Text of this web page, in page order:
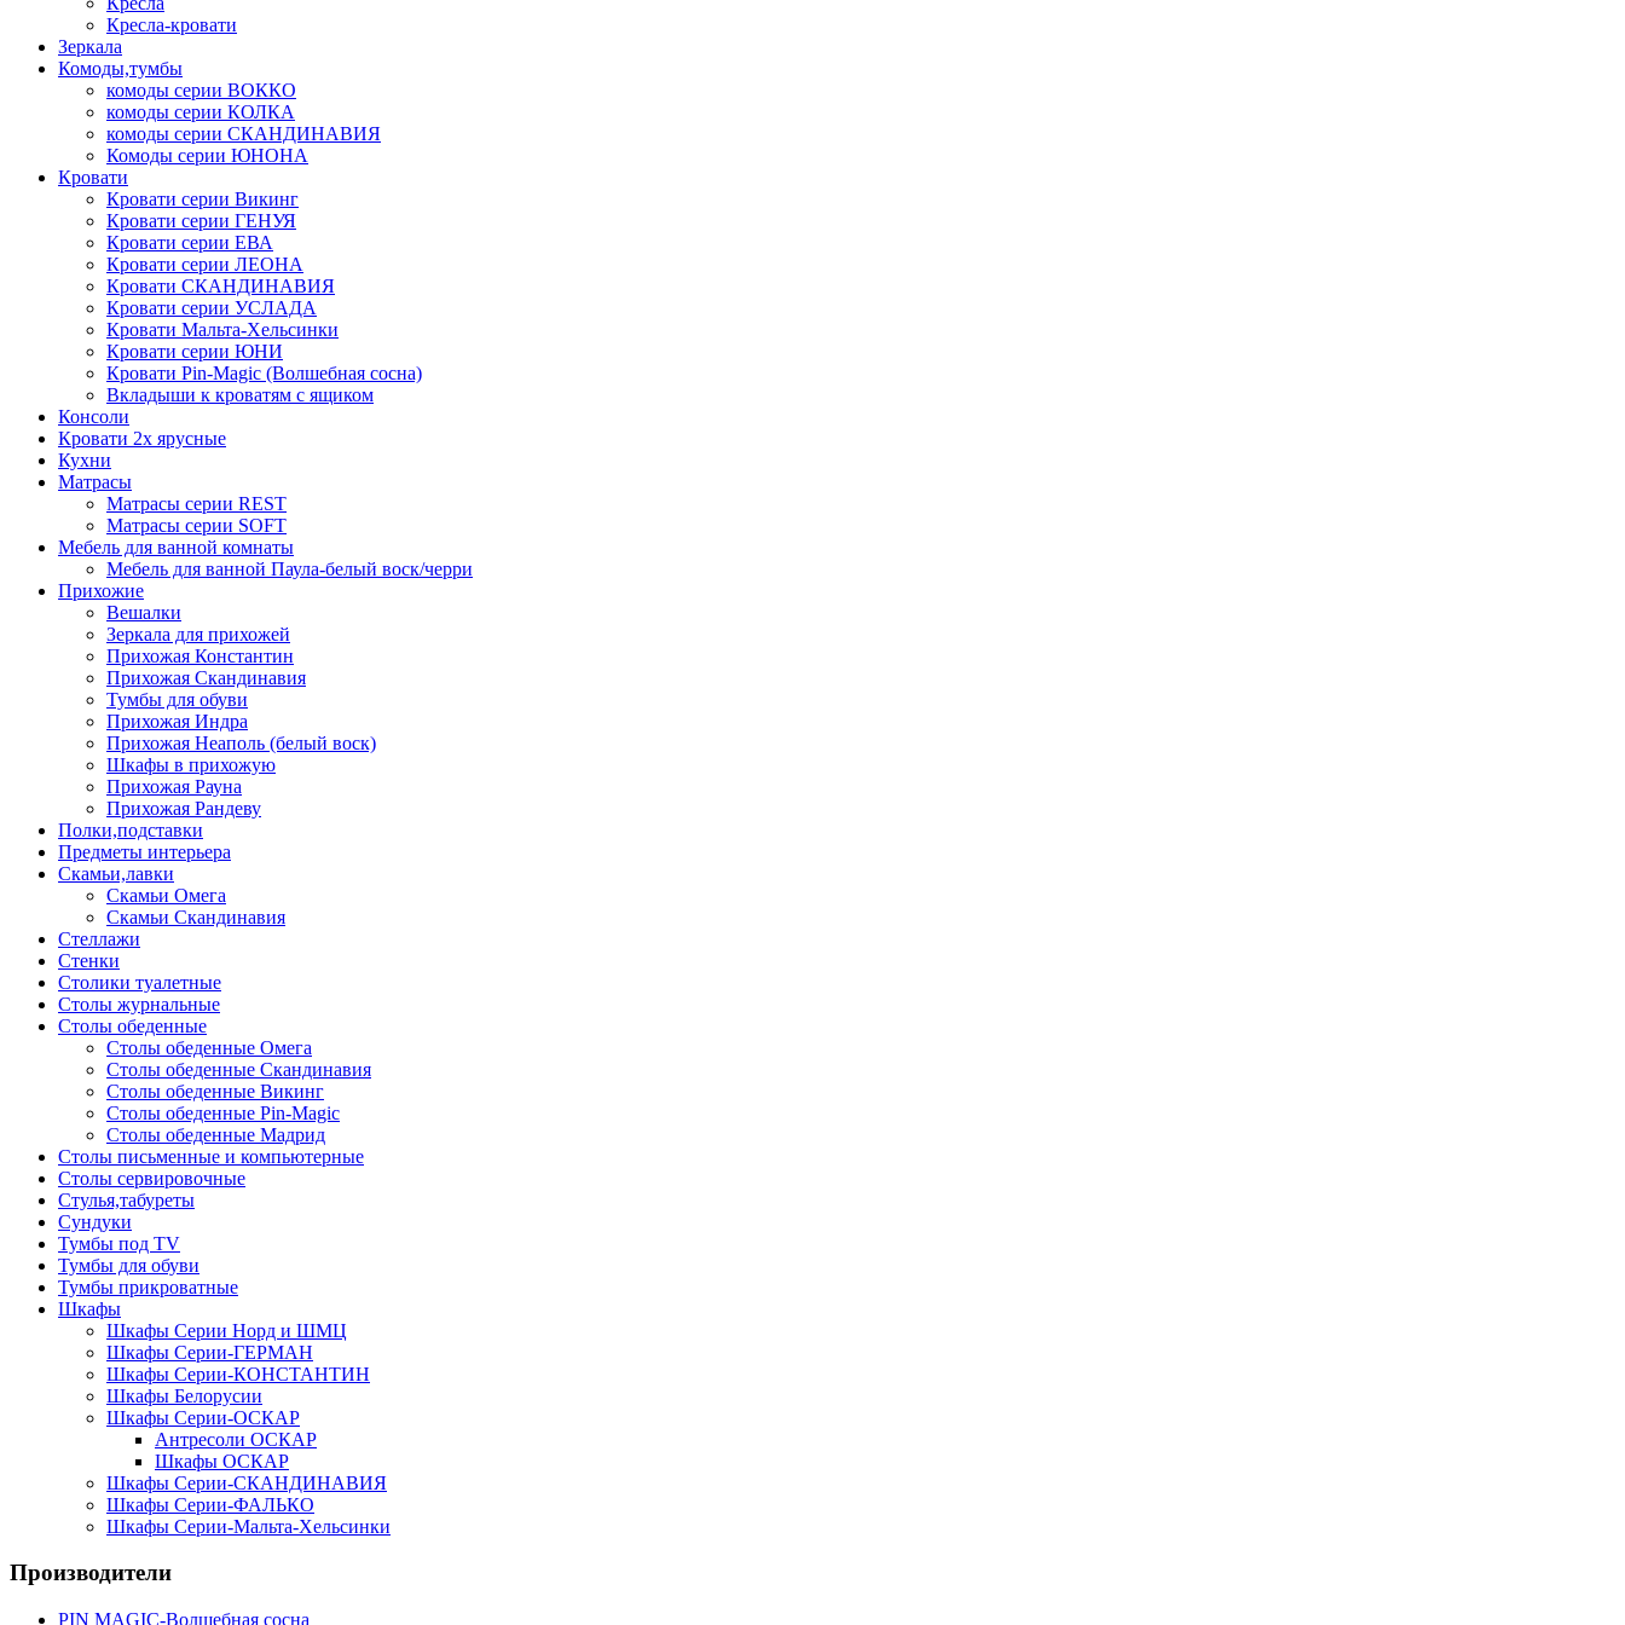
Кресла-кровати
Зеркала
Комоды,тумбы
комоды серии ВОККО
комоды серии КОЛКА
комоды серии СКАНДИНАВИЯ
Комоды серии ЮНОНА
Кровати
Кровати серии Викинг
Кровати серии ГЕНУЯ
Кровати серии ЕВА
Кровати серии ЛЕОНА
Кровати СКАНДИНАВИЯ
Кровати серии УСЛАДА
Кровати Мальта-Хельсинки
Кровати серии ЮНИ
Кровати Pin-Magic (Волшебная сосна)
Вкладыши к кроватям с ящиком
Консоли
Кровати 2х ярусные
Кухни
Матрасы
Матрасы серии REST
Матрасы серии SOFT
Мебель для ванной комнаты
Мебель для ванной Паула-белый воск/черри
Прихожие
Вешалки
Зеркала для прихожей
Прихожая Константин
Прихожая Скандинавия
Тумбы для обуви
Прихожая Индра
Прихожая Неаполь (белый воск)
Шкафы в прихожую
Прихожая Рауна
Прихожая Рандеву
Полки,подставки
Предметы интерьера
Скамьи,лавки
Скамьи Омега
Скамьи Скандинавия
Стеллажи
Стенки
Столики туалетные
Столы журнальные
Столы обеденные
Столы обеденные Омега
Столы обеденные Скандинавия
Столы обеденные Викинг
Столы обеденные Pin-Magic
Столы обеденные Мадрид
Столы письменные и компьютерные
Столы сервировочные
Стулья,табуреты
Сундуки
Тумбы под TV
Тумбы для обуви
Тумбы прикроватные
Шкафы
Шкафы Серии Норд и ШМЦ
Шкафы Серии-ГЕРМАН
Шкафы Серии-КОНСТАНТИН
Шкафы Белорусии
Шкафы Серии-ОСКАР
Антресоли ОСКАР
Шкафы ОСКАР
Шкафы Серии-СКАНДИНАВИЯ
Шкафы Серии-ФАЛЬКО
Шкафы Серии-Мальта-Хельсинки
Производители
PIN MAGIС-Волшебная сосна